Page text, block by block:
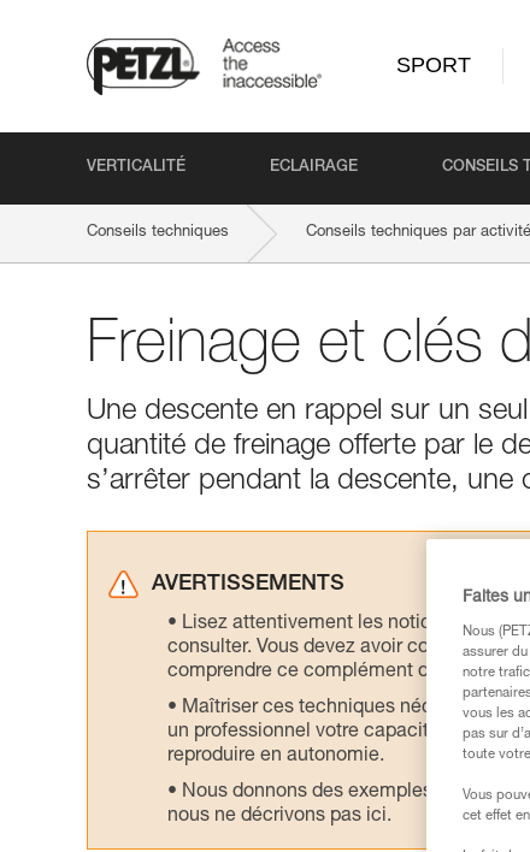
SPORT
VERTICALITÉ ECLAIRAGE CONSEILS
Conseils techniques Conseils techniques par activité
Freinage et clés
Une descente en rappel sur un
quantité de freinage offerte par le
s’arrêter pendant la descente, une
AVERTISSEMENTS
Lisez attentivement les notices
consulter. Vous devez avoir compris les
comprendre ce complément
Maîtriser ces techniques nécessite
un professionnel votre capacité à refaire
reproduire en autonomie.
Nous donnons des exemples de
nous ne décrivons pas ici.
Faites
Nous
assurer
notre
vous les
pas sur
toute
Vous
cet effet